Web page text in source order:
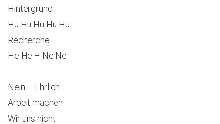
Hintergrund
Hu Hu Hu Hu Hu
Recherche
He He – Ne Ne
Nein – Ehrlich
Arbeit machen
Wir uns nicht